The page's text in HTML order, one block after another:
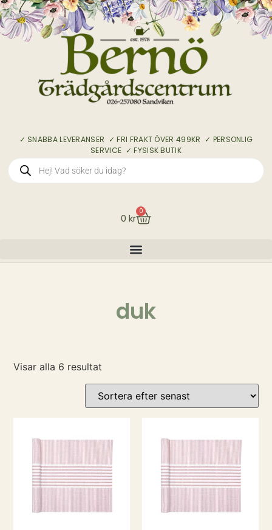
✓ SNABBA LEVERANSER ✓ FRI FRAKT ÖVER 499KR ✓ PERSONLIG
SERVICE ✓ FYSISK BUTIK
0 kr
0
duk
Visar alla 6 resultat